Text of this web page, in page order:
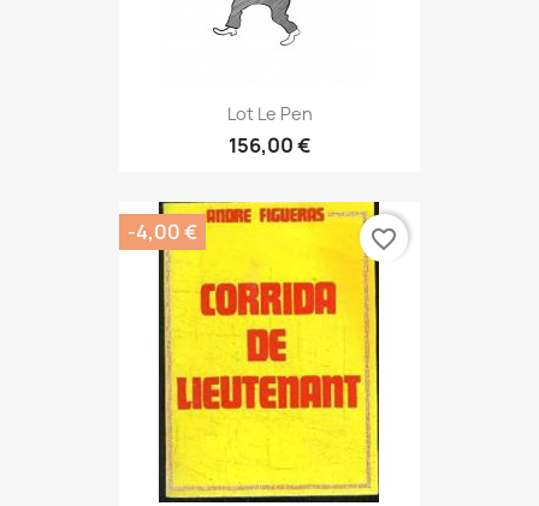
Lot Le Pen
156,00 €
-4,00 € favorite_border